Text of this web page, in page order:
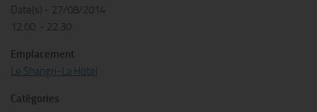
Date(s) - 27/08/2014
12.00. - 22.30.
Emplacement
Le Shangri-La Hotel
Catégories